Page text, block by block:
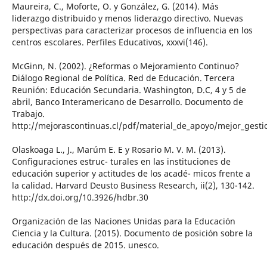
Maureira, C., Moforte, O. y González, G. (2014). Más
liderazgo distribuido y menos liderazgo directivo. Nuevas
perspectivas para caracterizar procesos de influencia en los
centros escolares. Perfiles Educativos, xxxvi(146).
McGinn, N. (2002). ¿Reformas o Mejoramiento Continuo?
Diálogo Regional de Política. Red de Educación. Tercera
Reunión: Educación Secundaria. Washington, D.C, 4 y 5 de
abril, Banco Interamericano de Desarrollo. Documento de
Trabajo.
http://mejorascontinuas.cl/pdf/material_de_apoyo/
Olaskoaga L., J., Marúm E. E y Rosario M. V. M. (2013).
Configuraciones estruc- turales en las instituciones de
educación superior y actitudes de los acadé- micos frente a
la calidad. Harvard Deusto Business Research, ii(2), 130-142.
http://dx.doi.org/10.3926/hdbr.30
Organización de las Naciones Unidas para la Educación
Ciencia y la Cultura. (2015). Documento de posición sobre la
educación después de 2015. unesco.